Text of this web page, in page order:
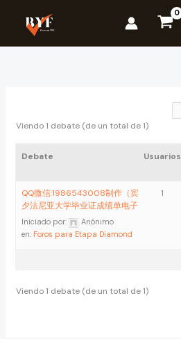
contenido
Viendo 1 debate (de un total de 1)
Debate Usuarios
QQ微信:1986543008制作（宾
夕法尼亚大学毕业证成绩单电子
Iniciado por:
Anónimo
en: Foros para Etapa Diamond
1
Viendo 1 debate (de un total de 1)